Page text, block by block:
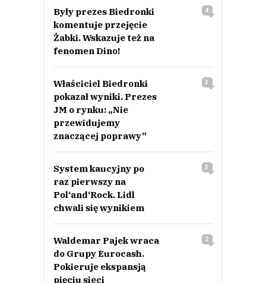
Były prezes Biedronki
komentuje przejęcie
Żabki. Wskazuje też na
fenomen Dino!
4
Właściciel Biedronki
pokazał wyniki. Prezes
JM o rynku: „Nie
przewidujemy
znaczącej poprawy”
3
System kaucyjny po
raz pierwszy na
Pol‘and‘Rock. Lidl
chwali się wynikiem
3
Waldemar Pajek wraca
do Grupy Eurocash.
Pokieruje ekspansją
pięciu sieci
2